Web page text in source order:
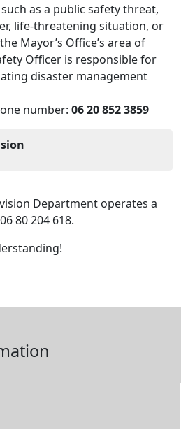
as a public safety threat,
life-threatening situation, or
Mayor’s Office’s area of
Officer is responsible for
disaster management
number: 06 20 852 3859
Department operates a
80 204 618.